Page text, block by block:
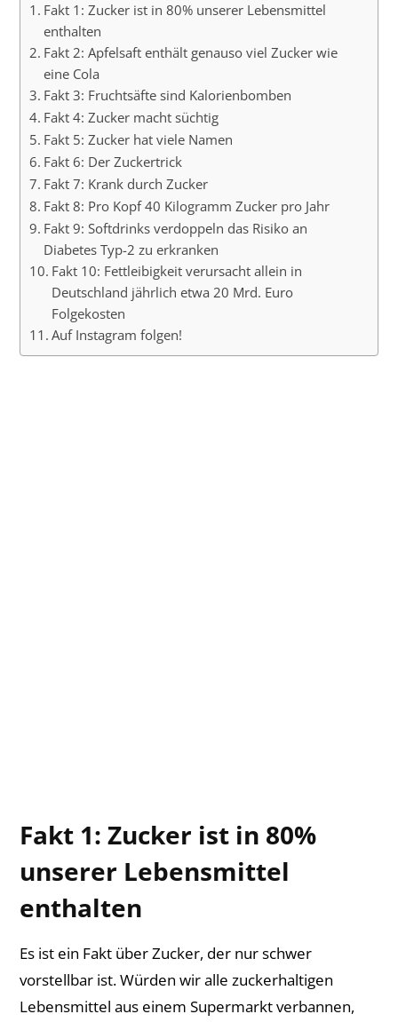
Fakt 1: Zucker ist in 80% unserer Lebensmittel
enthalten
Fakt 2: Apfelsaft enthält genauso viel Zucker wie
eine Cola
Fakt 3: Fruchtsäfte sind Kalorienbomben
Fakt 4: Zucker macht süchtig
Fakt 5: Zucker hat viele Namen
Fakt 6: Der Zuckertrick
Fakt 7: Krank durch Zucker
Fakt 8: Pro Kopf 40 Kilogramm Zucker pro Jahr
Fakt 9: Softdrinks verdoppeln das Risiko an
Diabetes Typ-2 zu erkranken
Fakt 10: Fettleibigkeit verursacht allein in
Deutschland jährlich etwa 20 Mrd. Euro
Folgekosten
Auf Instagram folgen!
Fakt 1: Zucker ist in 80%
unserer Lebensmittel
enthalten
Es ist ein Fakt über Zucker, der nur schwer
vorstellbar ist. Würden wir alle zuckerhaltigen
Lebensmittel aus einem Supermarkt verbannen,